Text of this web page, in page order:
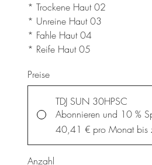
* Trockene Haut 02
* Unreine Haut 03
* Fahle Haut 04
* Reife Haut 05
Preise
TDJ SUN 30HPSC
Abonnieren und 10 %
40,41 € pro Monat bis
Anzahl